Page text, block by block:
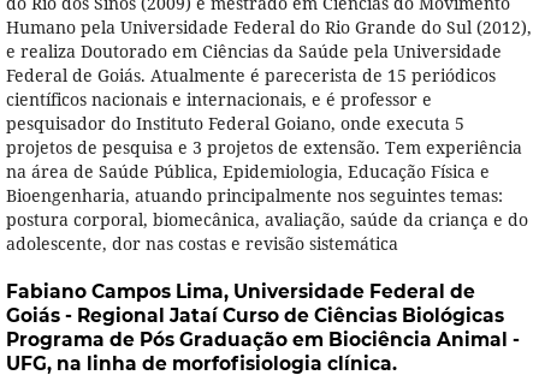
Humano pela Universidade Federal do Rio Grande do Sul (2012),
e realiza Doutorado em Ciências da Saúde pela Universidade
Federal de Goiás. Atualmente é parecerista de 15 periódicos
científicos nacionais e internacionais, e é professor e
pesquisador do Instituto Federal Goiano, onde executa 5
projetos de pesquisa e 3 projetos de extensão. Tem experiência
na área de Saúde Pública, Epidemiologia, Educação Física e
Bioengenharia, atuando principalmente nos seguintes temas:
postura corporal, biomecânica, avaliação, saúde da criança e do
adolescente, dor nas costas e revisão sistemática
Fabiano Campos Lima, Universidade Federal de
Goiás - Regional Jataí Curso de Ciências Biológicas
Programa de Pós Graduação em Biociência Animal -
UFG, na linha de morfofisiologia clínica.